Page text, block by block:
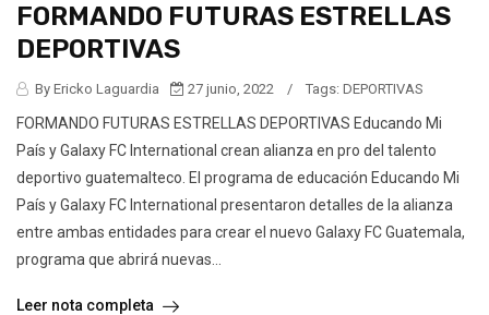
FORMANDO FUTURAS ESTRELLAS
DEPORTIVAS
By Ericko Laguardia 27 junio, 2022 / Tags: DEPORTIVAS
FORMANDO FUTURAS ESTRELLAS DEPORTIVAS Educando Mi
País y Galaxy FC International crean alianza en pro del talento
deportivo guatemalteco. El programa de educación Educando Mi
País y Galaxy FC International presentaron detalles de la alianza
entre ambas entidades para crear el nuevo Galaxy FC Guatemala,
programa que abrirá nuevas...
Leer nota completa